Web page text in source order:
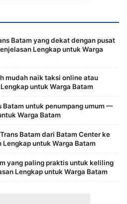
Batam yang dekat dengan pusat
Lengkap untuk Warga
mudah naik taksi online atau
untuk Warga Batam
Batam untuk penumpang umum —
Warga Batam
Batam dari Batam Center ke
untuk Warga Batam
yang paling praktis untuk keliling
Lengkap untuk Warga Batam